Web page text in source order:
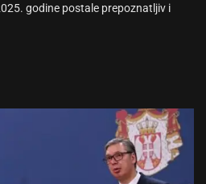
godine postale prepoznatljiv i